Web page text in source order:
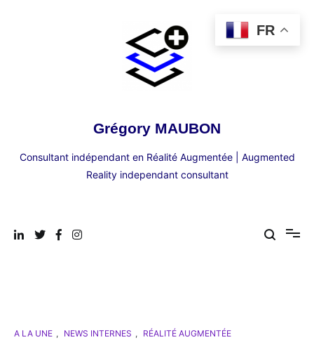
Grégory MAUBON
Consultant indépendant en Réalité Augmentée | Augmented
Reality independant consultant
A LA UNE , NEWS INTERNES , RÉALITÉ AUGMENTÉE
FR